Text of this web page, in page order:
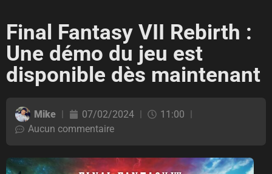
Final Fantasy VII Rebirth :
Une démo du jeu est
disponible dès maintenant
Mike 07/02/2024
11:00
Aucun commentaire